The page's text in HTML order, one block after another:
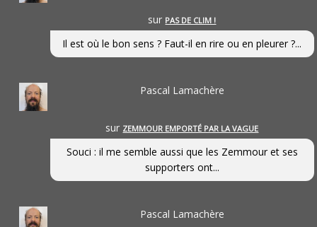
sur PAS DE CLIM !
Il est où le bon sens ? Faut-il en rire ou en pleurer ?...
Pascal Lamachère
sur ZEMMOUR EMPORTÉ PAR LA VAGUE
Souci : il me semble aussi que les Zemmour et ses
supporters ont...
Pascal Lamachère